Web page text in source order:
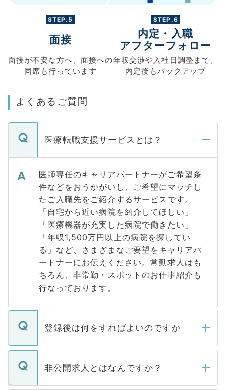
STEP.5
面接
面接が不安な方へ、 面接への
同席も行っています
STEP.6
内定・入職
アフターフォロー
年収交渉や入社日調整まで、
内定後もバックアップ
よくあるご質問
医療転職支援サービスとは？
医師専任のキャリアパートナーがご希望条
件などをおうかがいし、ご希望にマッチし
たご入職先をご紹介するサービスです。
「自宅から近い病院を紹介してほしい」
「医療機器が充実した病院で働きたい」
「年収1,500万円以上の病院を探してい
る」など、さまざまなご要望をキャリアパ
ートナーにお伝えください。常勤求人はも
ちろん、非常勤・スポットのお仕事紹介も
行なっております。
登録後は何をすればよいのですか
ご登録いただきましたら、弊社担当者がご
登録内容を確認し、その後メールもしくは
非公開求人とはなんですか？